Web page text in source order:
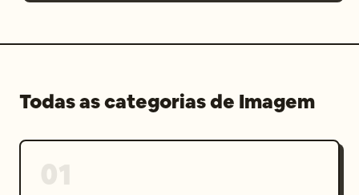
Todas as categorias de Imagem